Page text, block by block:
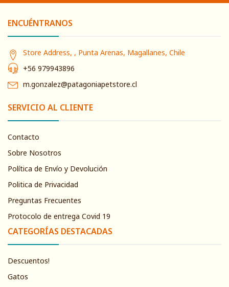
ENCUÉNTRANOS
Store Address, , Punta Arenas, Magallanes, Chile
+56 979943896
m.gonzalez@patagoniapetstore.cl
SERVICIO AL CLIENTE
Contacto
Sobre Nosotros
Política de Envío y Devolución
Politica de Privacidad
Preguntas Frecuentes
Protocolo de entrega Covid 19
CATEGORÍAS DESTACADAS
Descuentos!
Gatos